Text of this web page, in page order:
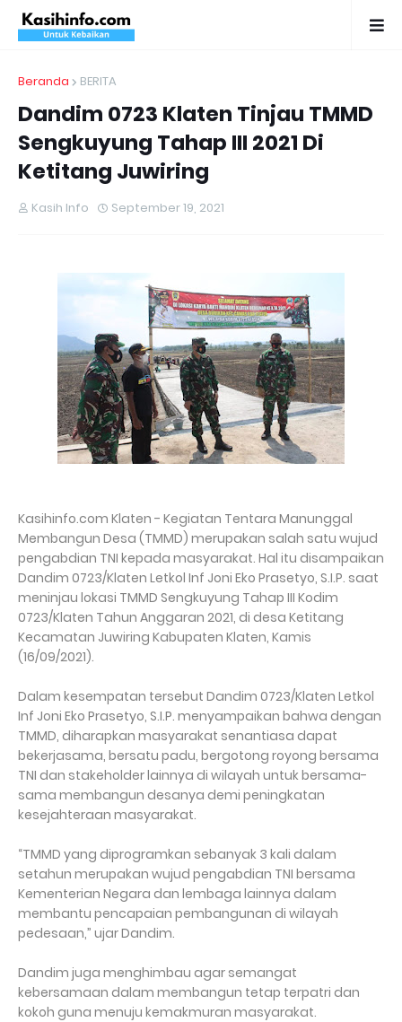
Beranda BERITA
Dandim 0723 Klaten Tinjau TMMD
Sengkuyung Tahap III 2021 Di
Ketitang Juwiring
Kasih Info September 19, 2021
Kasihinfo.com Klaten - Kegiatan Tentara Manunggal
Membangun Desa (TMMD) merupakan salah satu wujud
pengabdian TNI kepada masyarakat. Hal itu disampaikan
Dandim 0723/Klaten Letkol Inf Joni Eko Prasetyo, S.I.P. saat
meninjau lokasi TMMD Sengkuyung Tahap III Kodim
0723/Klaten Tahun Anggaran 2021, di desa Ketitang
Kecamatan Juwiring Kabupaten Klaten, Kamis
(16/09/2021).
Dalam kesempatan tersebut Dandim 0723/Klaten Letkol
Inf Joni Eko Prasetyo, S.I.P. menyampaikan bahwa dengan
TMMD, diharapkan masyarakat senantiasa dapat
bekerjasama, bersatu padu, bergotong royong bersama
TNI dan stakeholder lainnya di wilayah untuk bersama-
sama membangun desanya demi peningkatan
kesejahteraan masyarakat.
“TMMD yang diprogramkan sebanyak 3 kali dalam
setahun merupakan wujud pengabdian TNI bersama
Kementerian Negara dan lembaga lainnya dalam
membantu pencapaian pembangunan di wilayah
pedesaan,” ujar Dandim.
Dandim juga menghimbau agar semangat
kebersamaan dalam membangun tetap terpatri dan
kokoh guna menuju kemakmuran masyarakat.